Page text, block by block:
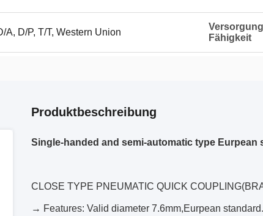
A, D/P, T/T, Western Union
Fähigkeit
Produktbeschreibung
Single-handed and semi-automatic type
CLOSE TYPE PNEUMATIC QUICK
→ Features: Valid diameter 7.6mm,Eurpean standard.